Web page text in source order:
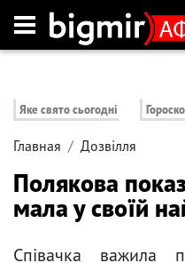
Яке свято сьогодні
Главная Дозвілля
Полякова
мала у своїй
Співачка важила